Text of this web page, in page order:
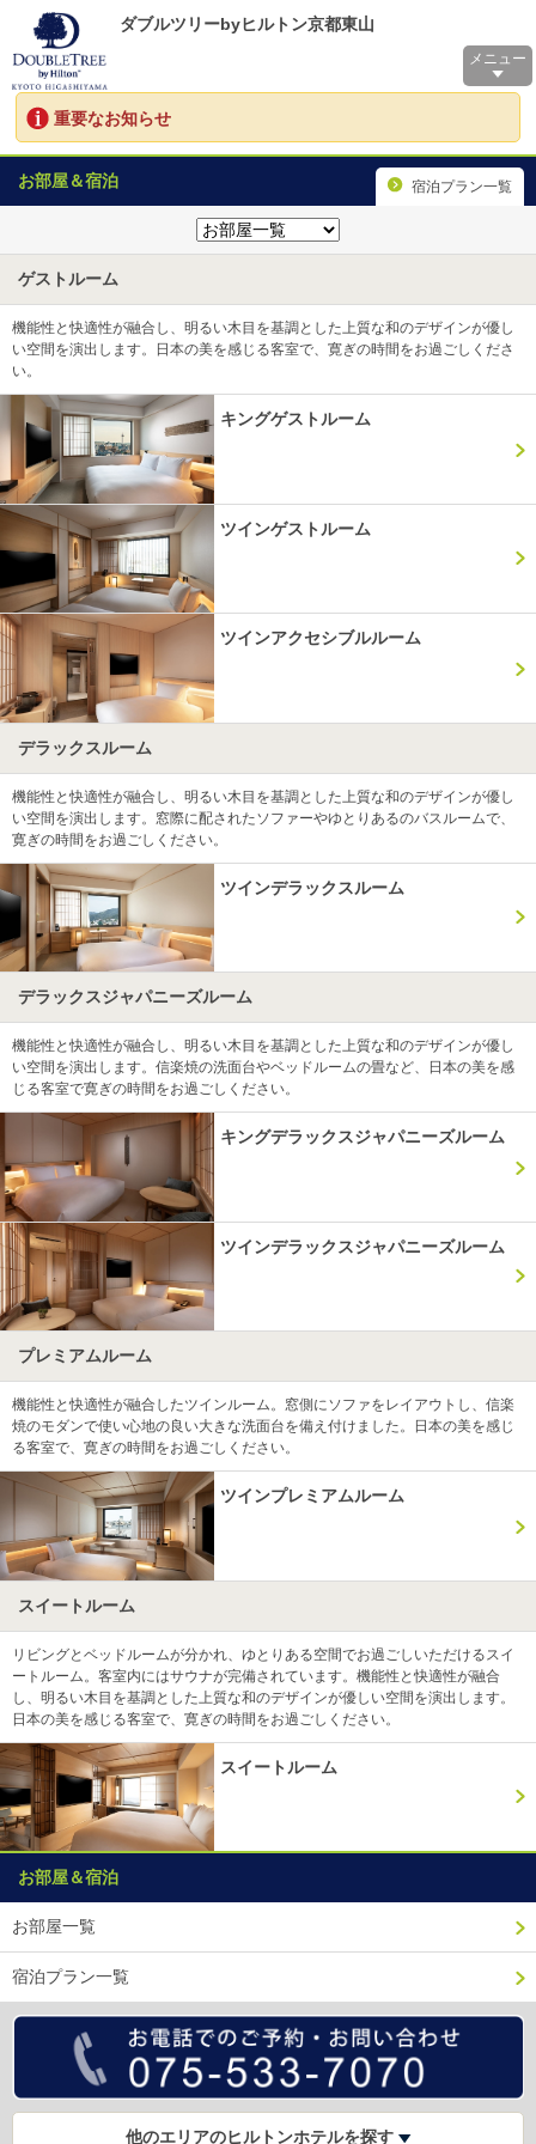
ダブルツリーbyヒルトン京都東山
メニュー
重要なお知らせ
お部屋＆宿泊 宿泊プラン一覧
ゲストルーム
機能性と快適性が融合し、明るい木目を基調とした上質な和のデザインが優し
い空間を演出します。日本の美を感じる客室で、寛ぎの時間をお過ごしくださ
い。
キングゲストルーム
ツインゲストルーム
ツインアクセシブルルーム
デラックスルーム
機能性と快適性が融合し、明るい木目を基調とした上質な和のデザインが優し
い空間を演出します。窓際に配されたソファーやゆとりあるのバスルームで、
寛ぎの時間をお過ごしください。
ツインデラックスルーム
デラックスジャパニーズルーム
機能性と快適性が融合し、明るい木目を基調とした上質な和のデザインが優し
い空間を演出します。信楽焼の洗面台やベッドルームの畳など、日本の美を感
じる客室で寛ぎの時間をお過ごしください。
キングデラックスジャパニーズルーム
ツインデラックスジャパニーズルーム
プレミアムルーム
機能性と快適性が融合したツインルーム。窓側にソファをレイアウトし、信楽
焼のモダンで使い心地の良い大きな洗面台を備え付けました。日本の美を感じ
る客室で、寛ぎの時間をお過ごしください。
ツインプレミアムルーム
スイートルーム
リビングとベッドルームが分かれ、ゆとりある空間でお過ごしいただけるスイ
ートルーム。客室内にはサウナが完備されています。機能性と快適性が融合
し、明るい木目を基調とした上質な和のデザインが優しい空間を演出します。
日本の美を感じる客室で、寛ぎの時間をお過ごしください。
スイートルーム
お部屋＆宿泊
お部屋一覧
宿泊プラン一覧
他のエリアのヒルトンホテルを探す